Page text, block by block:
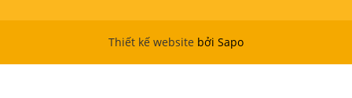
Thiết kế website bởi Sapo